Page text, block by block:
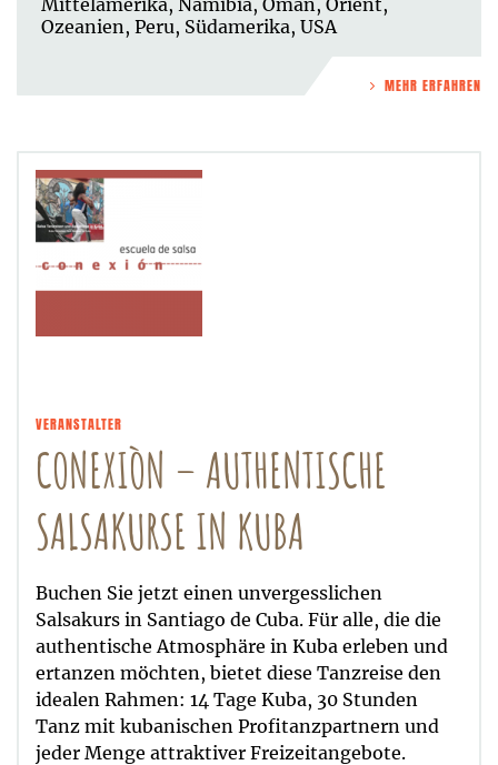
Ozeanien, Peru, Südamerika, USA
MEHR ERFAHREN
VERANSTALTER
CONEXIÒN – AUTHENTISCHE
SALSAKURSE IN KUBA
Buchen Sie jetzt einen unvergesslichen
Salsakurs in Santiago de Cuba. Für alle, die die
authentische Atmosphäre in Kuba erleben und
ertanzen möchten, bietet diese Tanzreise den
idealen Rahmen: 14 Tage Kuba, 30 Stunden
Tanz mit kubanischen Profitanzpartnern und
jeder Menge attraktiver Freizeitangebote.